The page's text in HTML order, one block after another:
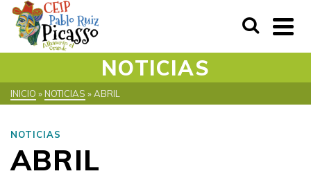
NOTICIAS
INICIO »NOTICIAS »ABRIL
NOTICIAS
ABRIL